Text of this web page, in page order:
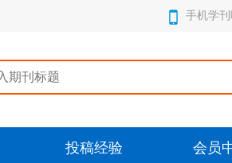
手机学
投稿经验 会员